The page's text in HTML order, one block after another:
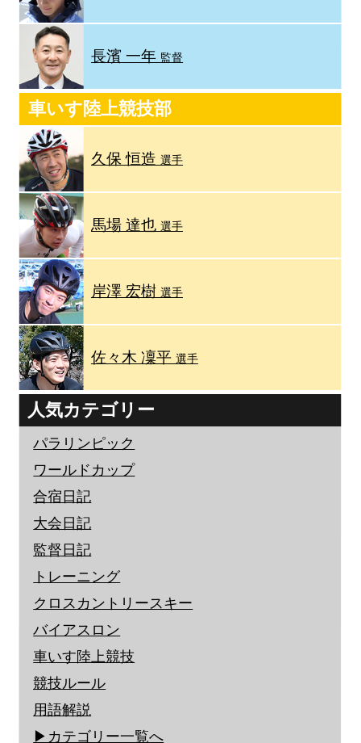
長濱 一年 監督
車いす陸上競技部
久保 恒造選手
馬場 達也選手
岸澤 宏樹 選手
佐々木 凜平 選手
人気カテゴリー
パラリンピック
ワールドカップ
合宿日記
大会日記
監督日記
トレーニング
クロスカントリースキー
バイアスロン
車いす陸上競技
競技ルール
用語解説
▶︎カテゴリー一覧へ